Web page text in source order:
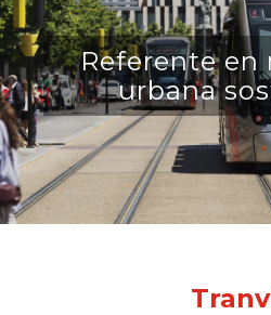
Referente en
urbana